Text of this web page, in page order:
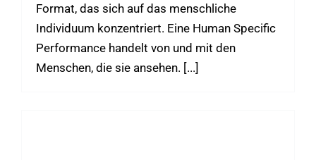
Format, das sich auf das menschliche
Individuum konzentriert. Eine Human Specific
Performance handelt von und mit den
Menschen, die sie ansehen. [...]